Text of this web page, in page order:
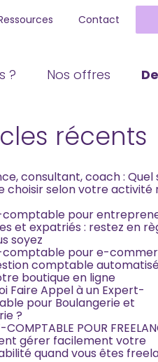
Contact
? Nos offres
récents
consultant, coach :
choisir selon votre activité
pour
et expatriés : restez en
soyez
pour e-
comptable
boutique en ligne
Faire Appel à un Expert-
pour Boulangerie et
?
COMPTABLE POUR
gérer facilement votre
quand vous êtes